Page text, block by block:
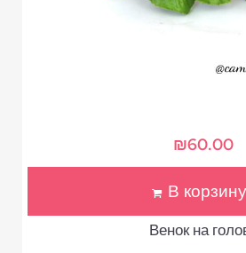
Венок на
₪60.00
В корзину